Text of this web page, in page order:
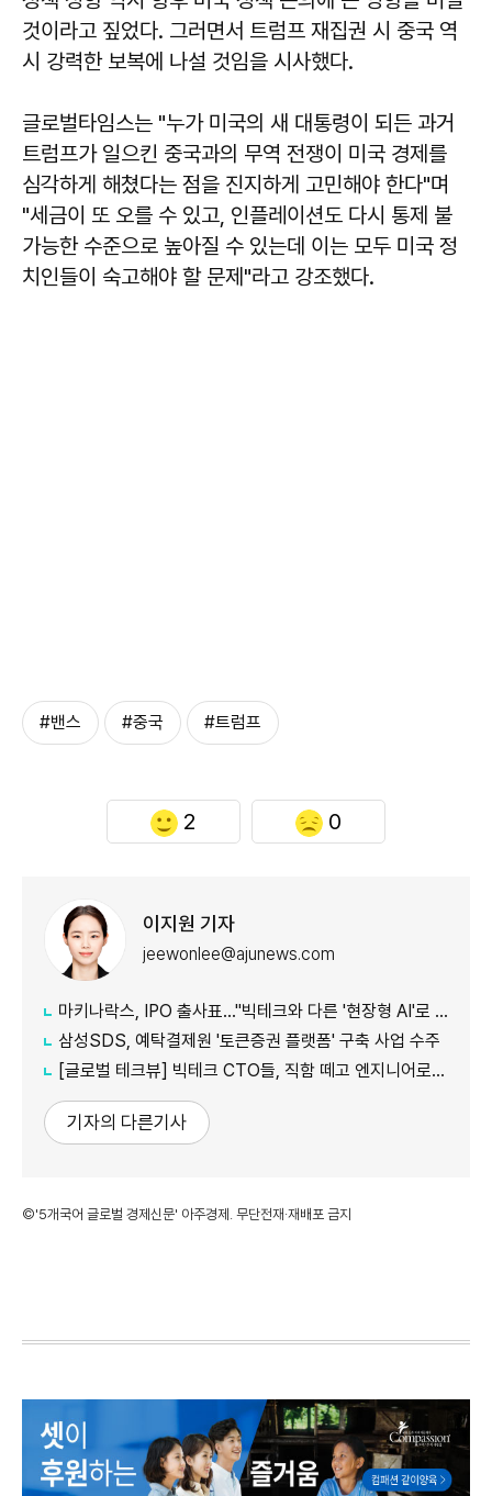
것이라고 짚었다. 그러면서 트럼프 재집권 시 중국 역
시 강력한 보복에 나설 것임을 시사했다.
글로벌타임스는 "누가 미국의 새 대통령이 되든 과거
트럼프가 일으킨 중국과의 무역 전쟁이 미국 경제를
심각하게 해쳤다는 점을 진지하게 고민해야 한다"며
"세금이 또 오를 수 있고, 인플레이션도 다시 통제 불
가능한 수준으로 높아질 수 있는데 이는 모두 미국 정
치인들이 숙고해야 할 문제"라고 강조했다.
#밴스 #중국 #트럼프
2 0
이지원 기자
jeewonlee@ajunews.com
마키나락스, IPO 출사표…"빅테크와 다른 '현장형 AI'로 승부"
삼성SDS, 예탁결제원 '토큰증권 플랫폼' 구축 사업 수주
[글로벌 테크뷰] 빅테크 CTO들, 직함 떼고 엔지니어로 유턴...'앤트로픽행 러시' 이유는
기자의 다른기사
©'5개국어 글로벌 경제신문' 아주경제. 무단전재·재배포 금지